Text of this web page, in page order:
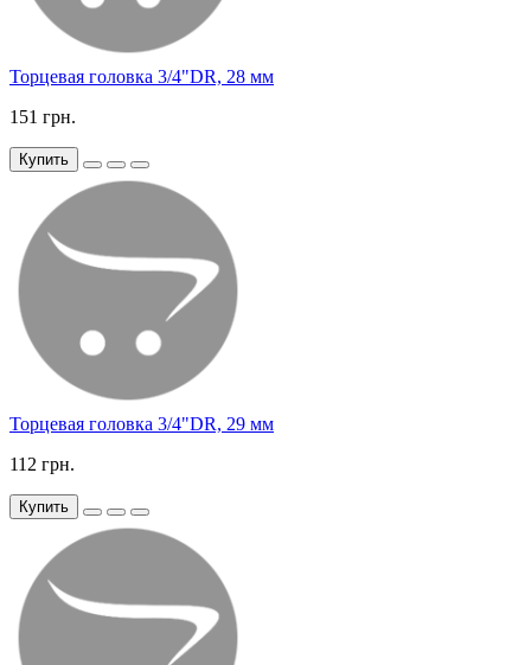
Торцевая головка 3/4"DR, 28 мм
151 грн.
Купить
Торцевая головка 3/4"DR, 29 мм
112 грн.
Купить